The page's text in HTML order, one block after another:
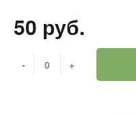
50 руб.
- +